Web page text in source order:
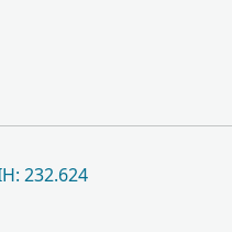
232.624